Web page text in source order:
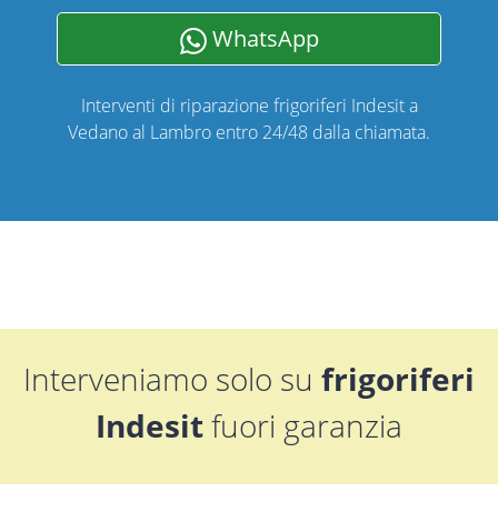
WhatsApp
Interventi di riparazione frigoriferi Indesit a
Vedano al Lambro entro 24/48 dalla chiamata.
Interveniamo solo su frigoriferi
Indesitfuori garanzia